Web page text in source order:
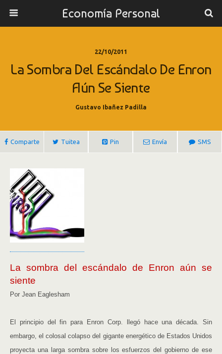
Economía Personal
22/10/2011
La Sombra Del Escándalo De Enron
Aún Se Siente
Gustavo Ibañez Padilla
Comparte Tuitea Pin Envía SMS
La sombra del escándalo de Enron aún se
siente
Por Jean Eaglesham
El principio del fin para Enron Corp. llegó hace una década. Sin
embargo, el colosal colapso del gigante energético de Estados Unidos
proyecta una larga sombra sobre los esfuerzos del gobierno de ese